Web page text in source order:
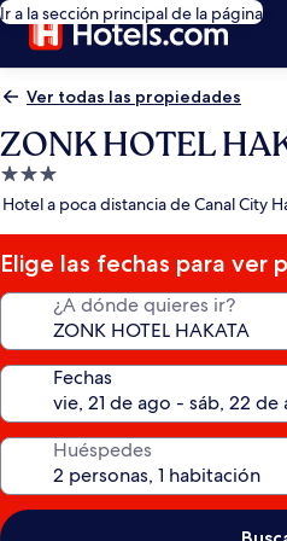
Ir a la sección principal de la página
Ver todas las propiedades
ZONK HOTEL
Propiedad
de
estrellas
Hotel a poca distancia de Canal City
Elige las fechas para ver
¿A dónde quieres ir?
Fechas
Huéspedes